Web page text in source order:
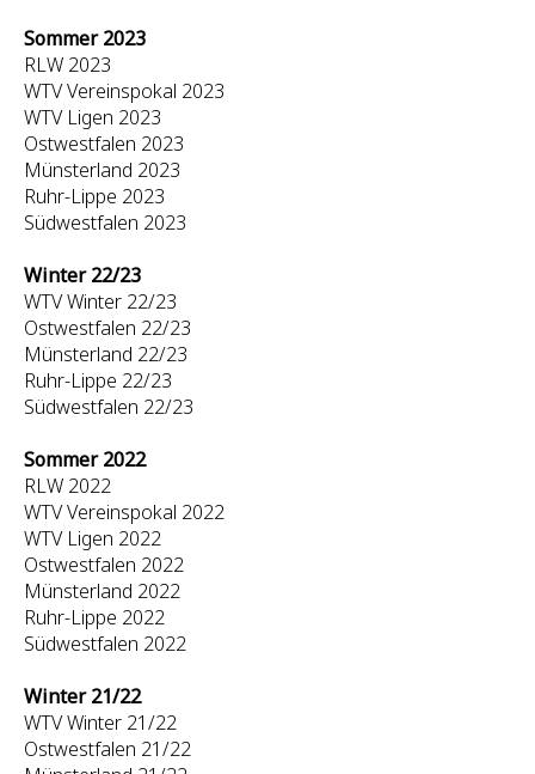
Sommer 2023
RLW 2023
WTV Vereinspokal 2023
WTV Ligen 2023
Ostwestfalen 2023
Münsterland 2023
Ruhr-Lippe 2023
Südwestfalen 2023
Winter 22/23
WTV Winter 22/23
Ostwestfalen 22/23
Münsterland 22/23
Ruhr-Lippe 22/23
Südwestfalen 22/23
Sommer 2022
RLW 2022
WTV Vereinspokal 2022
WTV Ligen 2022
Ostwestfalen 2022
Münsterland 2022
Ruhr-Lippe 2022
Südwestfalen 2022
Winter 21/22
WTV Winter 21/22
Ostwestfalen 21/22